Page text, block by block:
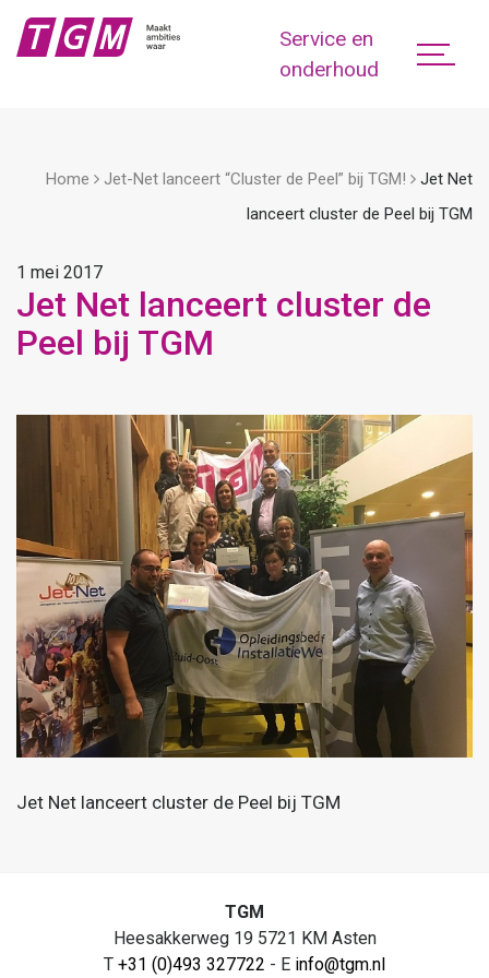
Service en
onderhoud
Home Jet-Net lanceert “Cluster de Peel” bij TGM!
Jet Net
lanceert cluster de Peel bij TGM
1 mei 2017
Jet Net lanceert cluster de
Peel bij TGM
Jet Net lanceert cluster de Peel bij TGM
TGM
Heesakkerweg 19 5721 KM Asten
T +31 (0)493 327722 - E info@tgm.nl